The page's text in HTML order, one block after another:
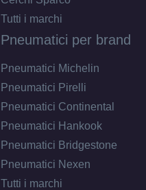
Tutti i marchi
Pneumatici per brand
Pneumatici Michelin
Pneumatici Pirelli
Pneumatici Continental
Pneumatici Hankook
Pneumatici Bridgestone
Pneumatici Nexen
Tutti i marchi